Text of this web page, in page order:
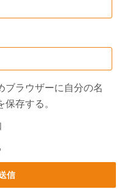
ブラウザーに自分の名
存する。